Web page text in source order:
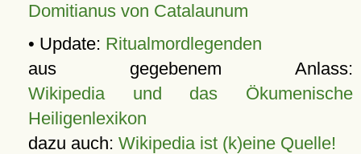
Domitianus von Catalaunum
• Update: Ritualmordlegenden
aus gegebenem Anlass:
Wikipedia und das Ökumenische
Heiligenlexikon
dazu auch: Wikipedia ist (k)eine Quelle!